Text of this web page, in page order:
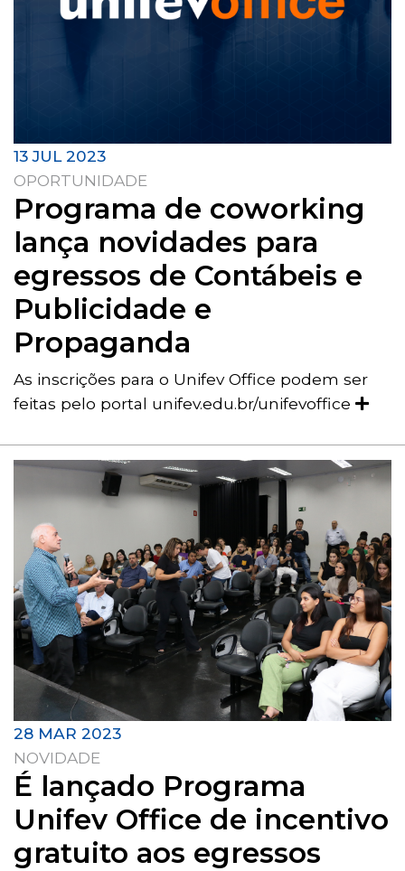
13 JUL 2023
OPORTUNIDADE
Programa de coworking
lança novidades para
egressos de Contábeis e
Publicidade e
Propaganda
As inscrições para o Unifev Office podem ser
feitas pelo portal unifev.edu.br/unifevoffice
28 MAR 2023
NOVIDADE
É lançado Programa
Unifev Office de incentivo
gratuito aos egressos